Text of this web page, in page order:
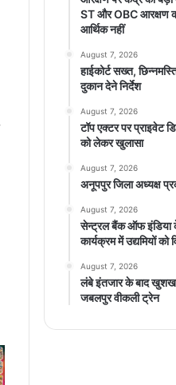
ST और OBC आरक्षण
आर्थिक नहीं
August 7, 2026
हाईकोर्ट सख्त,
दुकान देने निर्देश
August 7, 2026
टॉप एक्टर पर प्राइवेट
को लेकर खुलासा
August 7, 2026
अनूपपुर जिला अध्यक्ष
August 7, 2026
सेन्ट्रल बैंक ऑफ इंडिया
कार्यक्रम में उद्यमियों
August 7, 2026
लंबे इंतजार के बाद
जबलपुर वीकली ट्रेन